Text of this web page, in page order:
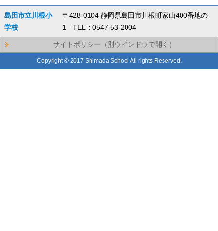
島田市立川根小
学校
〒428-0104 静岡県島田市川根町家山400番地の
1 TEL：0547-53-2004
サイトポリシー（別ウインドウで開く）
Copyright © 2017 Shimada School All rights Reserved.